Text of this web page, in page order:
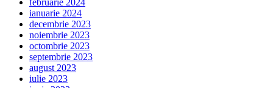
februarie 2024
ianuarie 2024
decembrie 2023
noiembrie 2023
octombrie 2023
septembrie 2023
august 2023
iulie 2023